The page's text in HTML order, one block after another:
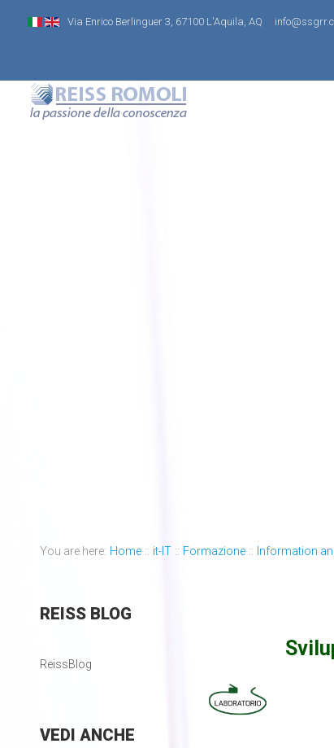
Via Enrico Berlinguer 3, 67100 L'Aquila, AQ
You are here: Home :: it-IT :: Formazione :: Information
REISSBLOG
ReissBlog
VEDI ANCHE